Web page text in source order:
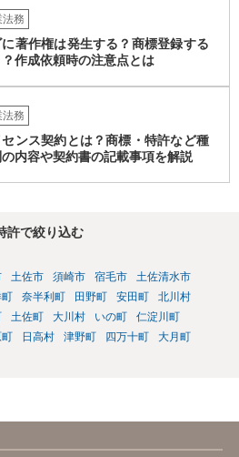
法務
に著作権は発生する？商標登録する
作成依頼時の注意点とは
法務
センス契約とは？商標・特許など種
内容や契約書の記載事項を解説
許で絞り込む
土佐市 須崎市 宿毛市
土佐清水市
奈半利町 田野町 安田町
北川村
土佐町 大川村 いの町
仁淀川町
日高村 津野町 四万十町
大月町